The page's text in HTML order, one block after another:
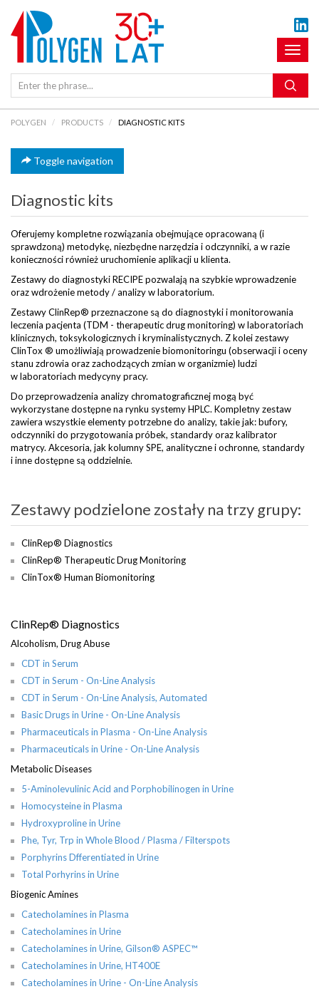
POLYGEN PRODUCTS DIAGNOSTIC KITS
Toggle navigation
Diagnostic kits
Oferujemy kompletne rozwiązania obejmujące opracowaną (i
sprawdzoną) metodykę, niezbędne narzędzia i odczynniki, a w razie
konieczności również uruchomienie aplikacji u klienta.
Zestawy do diagnostyki RECIPE pozwalają na szybkie wprowadzenie
oraz wdrożenie metody / analizy w laboratorium.
Zestawy ClinRep® przeznaczone są do diagnostyki i monitorowania
leczenia pacjenta (TDM - therapeutic drug monitoring) w laboratoriach
klinicznych, toksykologicznych i kryminalistycznych. Z kolei zestawy
ClinTox ® umożliwiają prowadzenie biomonitoringu (obserwacji i oceny
stanu zdrowia oraz zachodzących zmian w organizmie) ludzi
w laboratoriach medycyny pracy.
Do przeprowadzenia analizy chromatograficznej mogą być
wykorzystane dostępne na rynku systemy HPLC. Kompletny zestaw
zawiera wszystkie elementy potrzebne do analizy, takie jak: bufory,
odczynniki do przygotowania próbek, standardy oraz kalibrator
matrycy. Akcesoria, jak kolumny SPE, analityczne i ochronne, standardy
i inne dostępne są oddzielnie.
Zestawy podzielone zostały na trzy grupy:
ClinRep® Diagnostics
ClinRep® Therapeutic Drug Monitoring
ClinTox® Human Biomonitoring
ClinRep® Diagnostics
Alcoholism, Drug Abuse
CDT in Serum
CDT in Serum - On-Line Analysis
CDT in Serum - On-Line Analysis, Automated
Basic Drugs in Urine - On-Line Analysis
Pharmaceuticals in Plasma - On-Line Analysis
Pharmaceuticals in Urine - On-Line Analysis
Metabolic Diseases
5-Aminolevulinic Acid and Porphobilinogen in Urine
Homocysteine in Plasma
Hydroxyproline in Urine
Phe, Tyr, Trp in Whole Blood / Plasma / Filterspots
Porphyrins Dfferentiated in Urine
Total Porhyrins in Urine
Biogenic Amines
Catecholamines in Plasma
Catecholamines in Urine
Catecholamines in Urine, Gilson® ASPEC™
Catecholamines in Urine, HT400E
Catecholamines in Urine - On-Line Analysis